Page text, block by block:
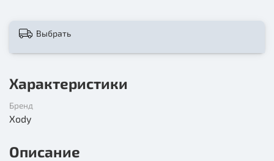
Выбрать
Характеристики
Бренд
Xody
Описание